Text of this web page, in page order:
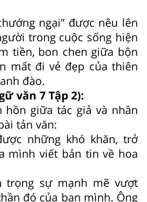
ngại” được nêu lên
trong cuộc sống hiện
tiền, bon chen giữa bộn
mất đi vẻ đẹp của thiên
đào.
văn 7 Tập 2):
hồn giữa tác giả và nhân
tản văn:
những khó khăn, trở
mình viết bản tin về hoa
trọng sự mạnh mẽ vượt
đó của bạn mình. Ông